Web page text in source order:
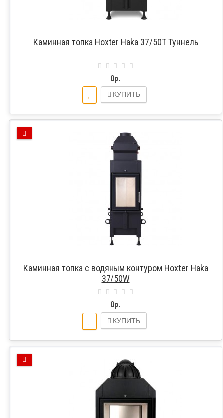
Каминная топка Hoxter Haka 37/50T Туннель
0р.
КУПИТЬ
Каминная топка с водяным контуром Hoxter Haka
37/50W
0р.
КУПИТЬ